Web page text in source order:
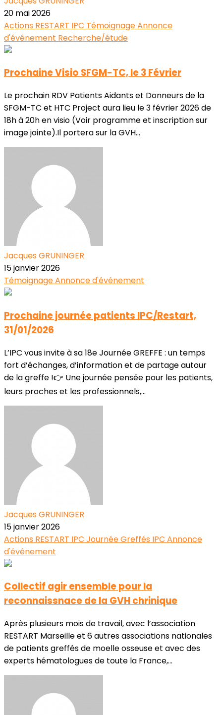
20 mai 2026
Actions RESTART IPC TémoignageAnnonce
d'événement Recherche/étude
Prochaine Visio SFGM-TC, le 3 Février
Le prochain RDV Patients Aidants et Donneurs de la
SFGM-TC et HTC Project aura lieu le 3 février 2026 de
18h à 20h en visio (Voir programme et inscription sur
image jointe).Il portera sur la GVH...
Jacques GRUNINGER
15 janvier 2026
TémoignageAnnonce d'événement
Prochaine journée patients IPC/Restart,
31/01/2026
L’IPC vous invite à sa 18e Journée GREFFE : un temps
fort d’échanges, d’information et de partage autour
de la greffe !👉 Une journée pensée pour les patients,
leurs proches et les professionnels,...
Jacques GRUNINGER
15 janvier 2026
Actions RESTART IPC Journée Greffés IPC Annonce
d'événement
Collectif agir ensemble pour la
reconnaissnace de la GVH chrinique
Après plusieurs mois de travail, avec l’association
RESTART Marseille et 6 autres associations nationales
de patients greffés de moelle osseuse et avec des
experts hématologues de toute la France,...